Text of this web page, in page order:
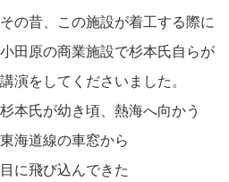
その昔、この施設が着工する際に
小田原の商業施設で杉本氏自らが
講演をしてくださいました。
杉本氏が幼き頃、熱海へ向かう
東海道線の車窓から
目に飛び込んできた